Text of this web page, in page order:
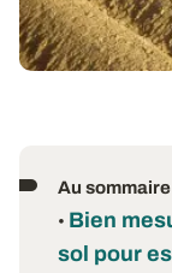
Au sommaire
• Bien
sol pour